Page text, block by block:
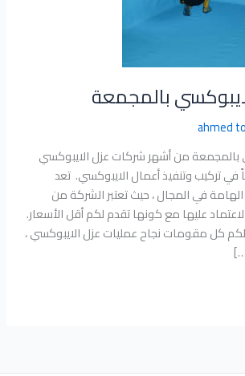
بالمجمعة
ahmed
بالمجمعة من أشهر شركات عزل الايبوكسي
في تركيب وتنفيذ أعمال الايبوكسي. تعد
في المجال ، حيث تعتبر الشركة من
عليها مع كونها تقدم لكم أقل الأسعار.
كل مقومات نجاح عمليات عزل الايبوكسي ،